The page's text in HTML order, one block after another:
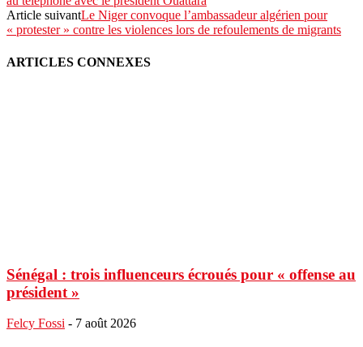
Article suivantLe Niger convoque l’ambassadeur algérien pour
« protester » contre les violences lors de refoulements de migrants
ARTICLES CONNEXES
Sénégal : trois influenceurs écroués pour « offense au
président »
Felcy Fossi - 7 août 2026